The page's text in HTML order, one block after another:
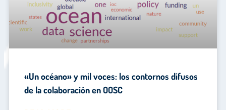
«Un océano» y mil voces: los contornos difusos
de la colaboración en OOSC